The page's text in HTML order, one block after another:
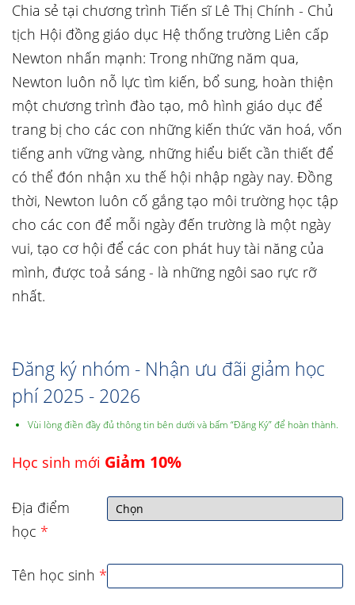
Chia sẻ tại chương trình Tiến sĩ Lê Thị Chính - Chủ
tịch Hội đồng giáo dục Hệ thống trường Liên cấp
Newton nhấn mạnh: Trong những năm qua,
Newton luôn nỗ lực tìm kiến, bổ sung, hoàn thiện
một chương trình đào tạo, mô hình giáo dục để
trang bị cho các con những kiến thức văn hoá, vốn
tiếng anh vững vàng, những hiểu biết cần thiết để
có thể đón nhận xu thế hội nhập ngày nay. Đồng
thời, Newton luôn cố gắng tạo môi trường học tập
cho các con để mỗi ngày đến trường là một ngày
vui, tạo cơ hội để các con phát huy tài năng của
mình, được toả sáng - là những ngôi sao rực rỡ
nhất.
Đăng ký nhóm - Nhận ưu đãi giảm học
phí 2025 - 2026
Vùi lòng điền đầy đủ thông tin bên dưới và bấm “Đăng Ký” để hoàn thành.
Học sinh mới Giảm 10%
Địa điểm
học *
Tên học sinh *